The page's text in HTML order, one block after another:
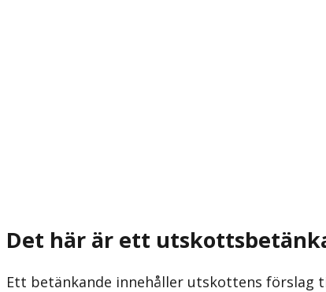
Det här är ett
Ett betänkande innehåller utskottens förslag